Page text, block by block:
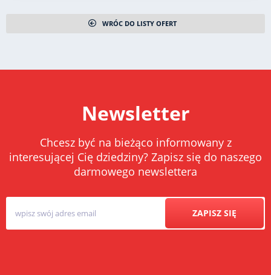
WRÓC DO LISTY OFERT
Newsletter
Chcesz być na bieżąco informowany z
interesującej Cię dziedziny? Zapisz się do naszego
darmowego newslettera
ZAPISZ SIĘ